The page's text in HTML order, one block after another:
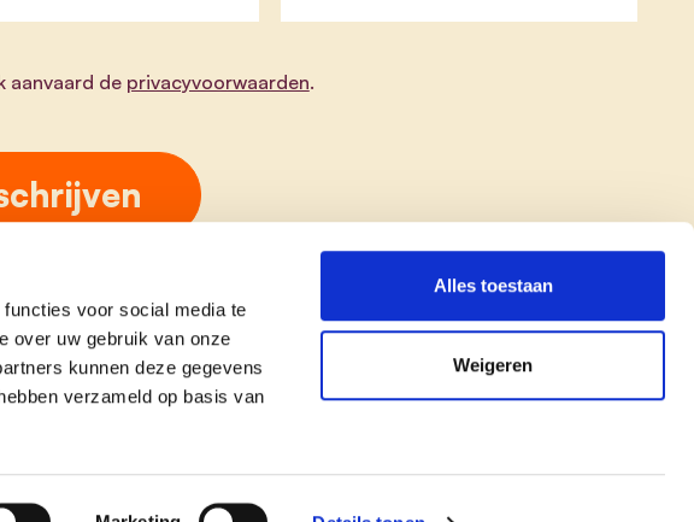
voor social media te
over uw gebruik van onze
kunnen deze gegevens
verzameld op basis van
Alles toestaan
Weigeren
aanvaard de privacyvoorwaarden.